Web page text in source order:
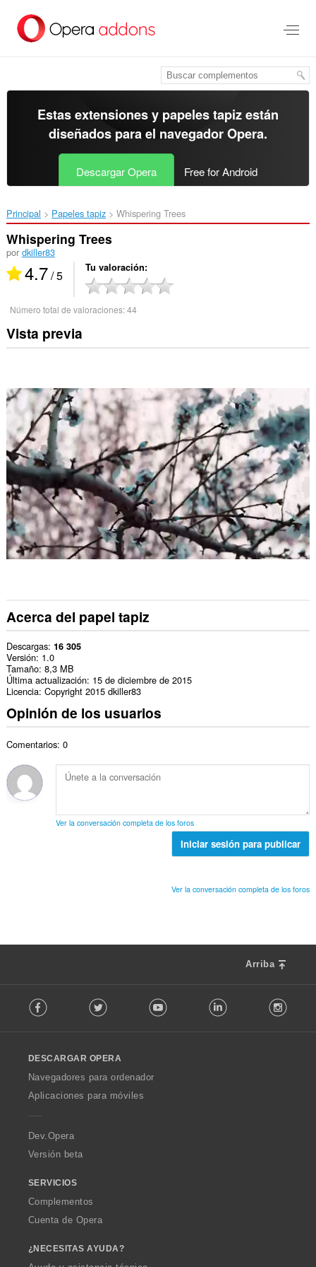
contenido
Estas extensiones y papeles tapiz están
diseñados para el navegador Opera.
Descargar Opera Free for Android
Principal Papeles tapiz Whispering Trees‎
Whispering Trees
por dkiller83
4.7/ 5 Tu valoración
Número total de valoraciones:44
Vista previa
Acerca del papel tapiz
Descargas 16 305
Versión 1.0
Tamaño 8,3 MB
Última actualización 15 de diciembre de 2015
Licencia Copyright 2015 dkiller83
Opinión de los usuarios
Comentarios: 0
Ver la conversación completa de los foros
Iniciar sesión para publicar
Ver la conversación completa de los foros
Arriba
o
w
O
p
a
Facebook Twitter Youtube LinkedIn
DESCARGAR OPERA
Navegadores para ordenador
Aplicaciones para móviles
Dev.Opera
Versión beta
SERVICIOS
Complementos
Cuenta de Opera
¿NECESITAS AYUDA?